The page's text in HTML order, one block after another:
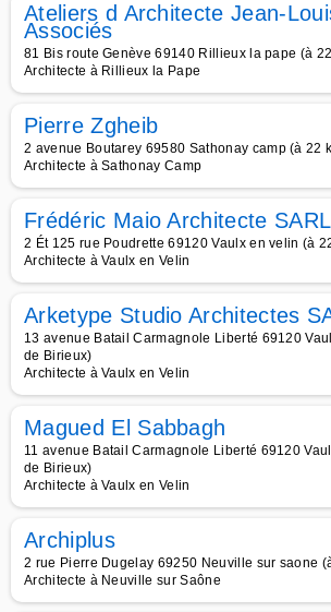
Ateliers d Architecte Jean-
Associés
81 Bis route Genève 69140 Rillieux la pape (à
Architecte à Rillieux la Pape
Pierre Zgheib
2 avenue Boutarey 69580 Sathonay camp (à 22
Architecte à Sathonay Camp
Frédéric Maio Architecte SARL
2 Ét 125 rue Poudrette 69120 Vaulx en velin (à
Architecte à Vaulx en Velin
Arketype Studio Architectes
13 avenue Batail Carmagnole Liberté 69120
de Birieux)
Architecte à Vaulx en Velin
Magued El Sabbagh
11 avenue Batail Carmagnole Liberté 69120
de Birieux)
Architecte à Vaulx en Velin
Archiplus
2 rue Pierre Dugelay 69250 Neuville sur saone
Architecte à Neuville sur Saône